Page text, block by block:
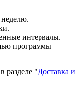
неделю.
интервалы.
программы
разделе "Доставка и